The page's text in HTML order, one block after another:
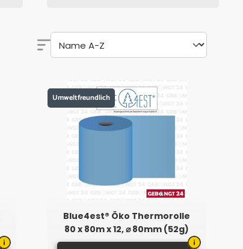
Umweltfreundlich
Blue4est® Öko Thermorolle
80 x 80m x 12, ⌀ 80mm (52g)